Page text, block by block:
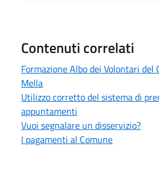
Contenuti correlati
Formazione Albo dei Volontari del
Mella
Utilizzo corretto del sistema di
appuntamenti
Vuoi segnalare un disservizio?
I pagamenti al Comune